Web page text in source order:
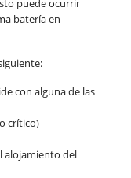
puede ocurrir
batería en
con alguna de las
crítico)
alojamiento del